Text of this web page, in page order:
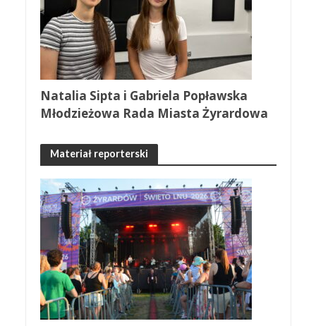
Natalia Sipta i Gabriela Popławska
Młodzieżowa Rada Miasta Żyrardowa
Materiał reporterski